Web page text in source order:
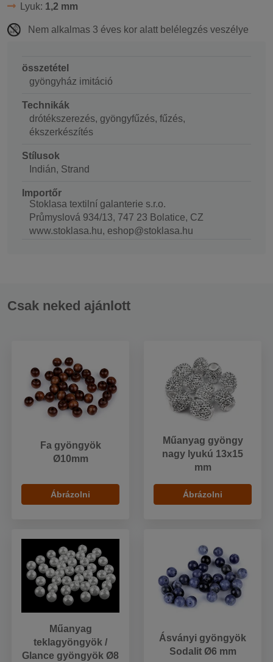
Lyuk: 1,2 mm
Nem alkalmas 3 éves kor alatt belélegzés veszélye
összetétel
gyöngyház imitáció
Technikák
drótékszerezés, gyöngyfűzés, fűzés,
ékszerkészítés
Stílusok
Indián, Strand
Importőr
Stoklasa textilní galanterie s.r.o.
Průmyslová 934/13, 747 23 Bolatice, CZ
www.stoklasa.hu, eshop@stoklasa.hu
Csak neked ajánlott
Fa gyöngyök
Ø10mm
Ábrázolni
Műanyag gyöngy
nagy lyukú 13x15
mm
Ábrázolni
Műanyag
teklagyöngyök /
Glance gyöngyök Ø8
Ásványi gyöngyök
Sodalit Ø6 mm